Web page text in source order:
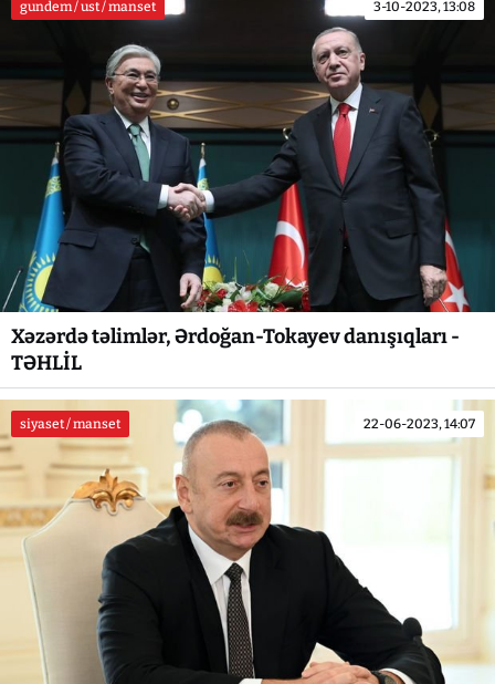
gundem / ust / manset 3-10-2023, 13:08
Xəzərdə təlimlər, Ərdoğan-Tokayev danışıqları -
TƏHLİL
siyaset / manset 22-06-2023, 14:07